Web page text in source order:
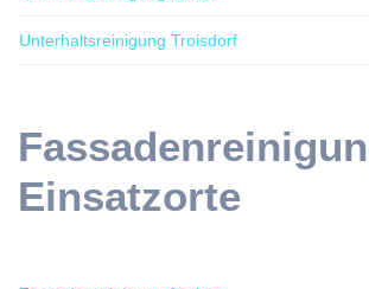
Unterhaltsreinigung Troisdorf
Einsatzorte